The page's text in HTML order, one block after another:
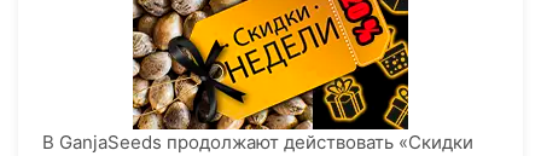
В GanjaSeeds продолжают действовать «Скидки